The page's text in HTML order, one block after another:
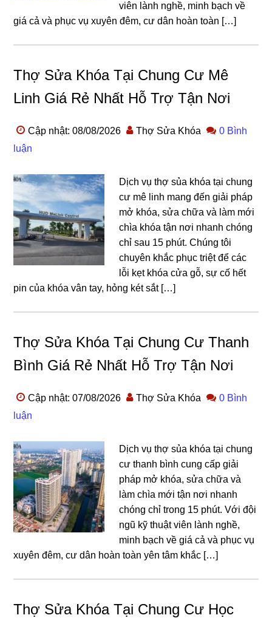
viên lành nghề, minh bạch về
giá cả và phục vụ xuyên đêm, cư dân hoàn toàn […]
Thợ Sửa Khóa Tại Chung Cư Mê
Linh Giá Rẻ Nhất Hỗ Trợ Tận Nơi
Cập nhật: 08/08/2026 Thợ Sửa Khóa
0 Bình
luận
Dịch vụ thợ sủa khóa tại chung
cư mê linh mang đến giải pháp
mở khóa, sửa chữa và làm mới
chìa khóa tận nơi nhanh chóng
chỉ sau 15 phút. Chúng tôi
chuyên khắc phục triệt để các
lỗi kẹt khóa cửa gỗ, sự cố hết
pin của khóa vân tay, hỏng két sắt […]
Thợ Sửa Khóa Tại Chung Cư Thanh
Bình Giá Rẻ Nhất Hỗ Trợ Tận Nơi
Cập nhật: 07/08/2026 Thợ Sửa Khóa
0 Bình
luận
Dịch vụ thợ sủa khóa tại chung
cư thanh bình cung cấp giải
pháp mở khóa, sửa chữa và
làm chìa mới tận nơi nhanh
chóng chỉ trong 15 phút. Với đội
ngũ kỹ thuật viên lành nghề,
minh bạch về giá cả và phục vụ
xuyên đêm, cư dân hoàn toàn yên tâm khắc […]
Thợ Sửa Khóa Tại Chung Cư Học